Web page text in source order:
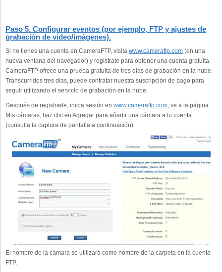
Paso 5. Configurar eventos (por ejemplo, FTP y ajustes de
grabación de vídeo/imágenes).
Si no tienes una cuenta en CameraFTP, visita www.cameraftp.com (en una
nueva ventana del navegador) y regístrate para obtener una cuenta gratuita.
CameraFTP ofrece una prueba gratuita de tres días de grabación en la nube.
Transcurridos tres días, puede contratar nuestra suscripción de pago para
seguir utilizando el servicio de grabación en la nube.
Después de registrarte, inicia sesión en www.cameraftp.com , ve a la página
Mis cámaras, haz clic en Agregar para añadir una cámara a tu cuenta
(consulta la captura de pantalla a continuación).
El nombre de la cámara se utilizará como nombre de la carpeta en la cuenta
FTP.